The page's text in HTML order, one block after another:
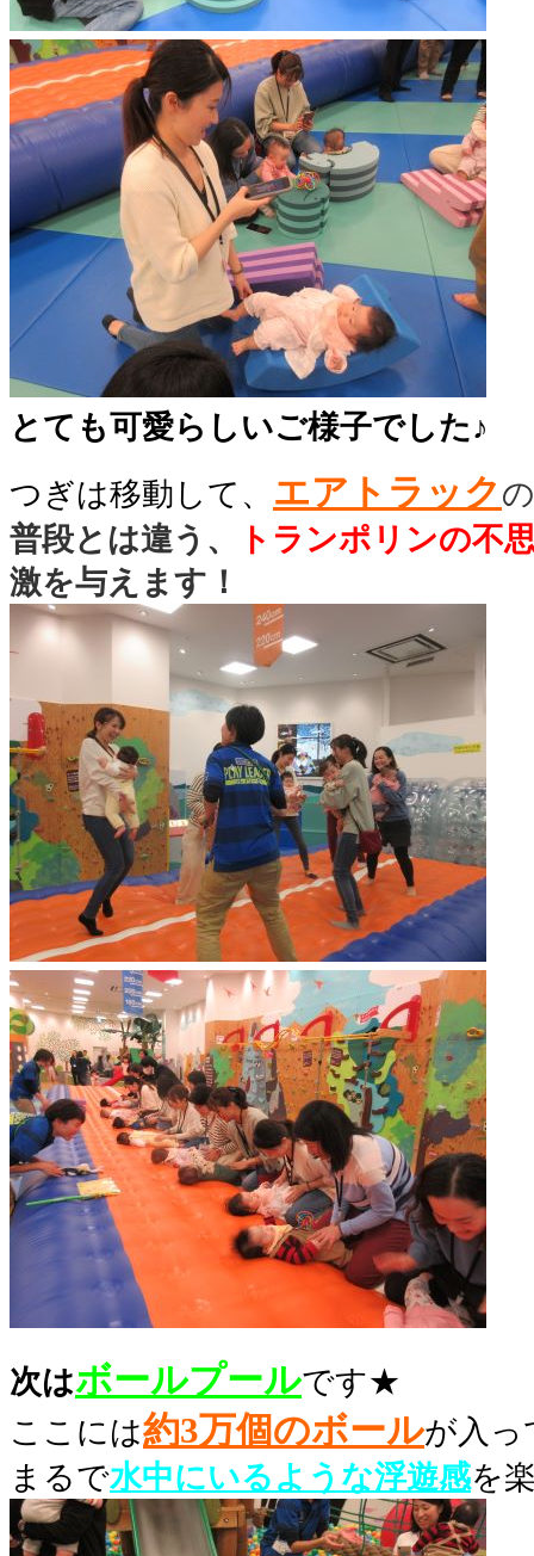
とても可愛らしいご様子でした♪
つぎは移動して、 エアトラック
普段とは違う、
トランポリンの不
激を与えます！
次はボールプールです★
ここには約3万個のボールが入っ
まるで水中にいるような浮遊感を